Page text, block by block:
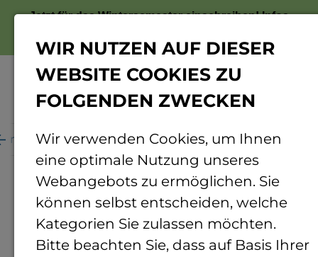
Jetzt für das Wintersemester einschreiben!Infos
Personenverzeichnis Personendetails
WIR NUTZEN AUF DIESER
WEBSITE COOKIES ZU
FOLGENDEN ZWECKEN
Wir verwenden Cookies, um Ihnen
eine optimale Nutzung unseres
Webangebots zu ermöglichen. Sie
können selbst entscheiden, welche
Kategorien Sie zulassen möchten.
Bitte beachten Sie, dass auf Basis Ihrer